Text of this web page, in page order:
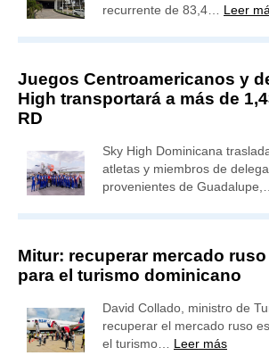
recurrente de 83,4… Leer
Juegos Centroamericanos y
High transportará a más de
RD
Sky High Dominicana
atletas y miembros de
provenientes de
Mitur: recuperar mercado
para el turismo dominicano
David Collado, ministro de
recuperar el mercado ruso
el turismo… Leer más